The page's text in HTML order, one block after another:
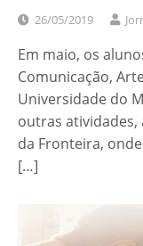
26/05/2019
Em maio, os
Comunicação,
Universidade do
outras
da Fronteira,
[…]